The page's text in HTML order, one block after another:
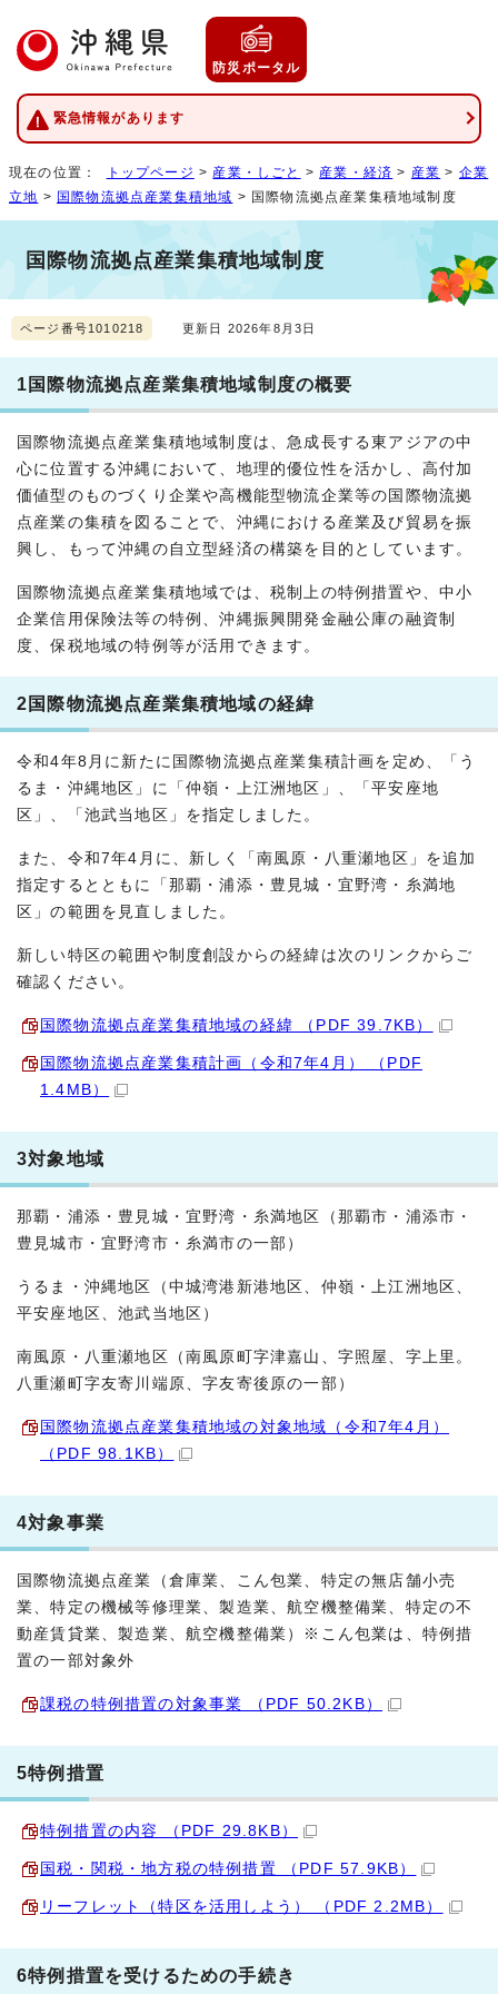
防災ポータル
緊急情報があります
現在の位置： トップページ > 産業・しごと > 産業・経済 > 産業 > 企業
立地 > 国際物流拠点産業集積地域 > 国際物流拠点産業集積地域制度
国際物流拠点産業集積地域制度
ページ番号1010218 更新日 2026年8月3日
1国際物流拠点産業集積地域制度の概要
国際物流拠点産業集積地域制度は、急成長する東アジアの中
心に位置する沖縄において、地理的優位性を活かし、高付加
価値型のものづくり企業や高機能型物流企業等の国際物流拠
点産業の集積を図ることで、沖縄における産業及び貿易を振
興し、もって沖縄の自立型経済の構築を目的としています。
国際物流拠点産業集積地域では、税制上の特例措置や、中小
企業信用保険法等の特例、沖縄振興開発金融公庫の融資制
度、保税地域の特例等が活用できます。
2国際物流拠点産業集積地域の経緯
令和4年8月に新たに国際物流拠点産業集積計画を定め、「う
るま・沖縄地区」に「仲嶺・上江洲地区」、「平安座地
区」、「池武当地区」を指定しました。
また、令和7年4月に、新しく「南風原・八重瀬地区」を追加
指定するとともに「那覇・浦添・豊見城・宜野湾・糸満地
区」の範囲を見直しました。
新しい特区の範囲や制度創設からの経緯は次のリンクからご
確認ください。
国際物流拠点産業集積地域の経緯 （PDF 39.7KB）
国際物流拠点産業集積計画（令和7年4月） （PDF
1.4MB）
3対象地域
那覇・浦添・豊見城・宜野湾・糸満地区（那覇市・浦添市・
豊見城市・宜野湾市・糸満市の一部）
うるま・沖縄地区（中城湾港新港地区、仲嶺・上江洲地区、
平安座地区、池武当地区）
南風原・八重瀬地区（南風原町字津嘉山、字照屋、字上里。
八重瀬町字友寄川端原、字友寄後原の一部）
国際物流拠点産業集積地域の対象地域（令和7年4月）
（PDF 98.1KB）
4対象事業
国際物流拠点産業（倉庫業、こん包業、特定の無店舗小売
業、特定の機械等修理業、製造業、航空機整備業、特定の不
動産賃貸業、製造業、航空機整備業）※こん包業は、特例措
置の一部対象外
課税の特例措置の対象事業 （PDF 50.2KB）
5特例措置
特例措置の内容 （PDF 29.8KB）
国税・関税・地方税の特例措置 （PDF 57.9KB）
リーフレット（特区を活用しよう） （PDF 2.2MB）
6特例措置を受けるための手続き